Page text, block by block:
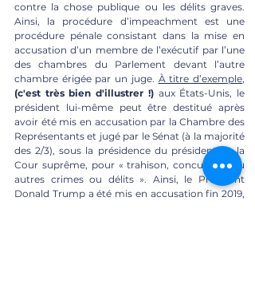
contre la chose publique ou les délits graves.
Ainsi, la procédure d’impeachment est une
procédure pénale consistant dans la mise en
accusation d’un membre de l’exécutif par l’une
des chambres du Parlement devant l’autre
chambre érigée par un juge. À titre d’exemple
(c'est très bien d'illustrer !) aux États-Unis, le
président lui-même peut être destitué après
avoir été mis en accusation par la Chambre des
Représentants et jugé par le Sénat (à la majorité
des 2/3), sous la présidence du président de la
Cour suprême, pour « trahison, concussion ou
autres crimes ou délits ». Ainsi, le Président
Donald Trump a été mis en accusation fin 2019,